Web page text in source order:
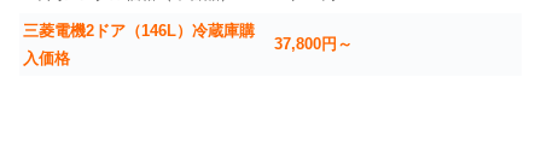
三菱電機2ドア（146L）冷蔵庫購
入価格
37,800円～